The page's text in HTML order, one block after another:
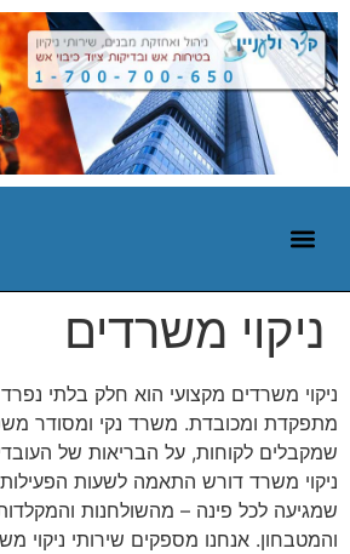
ניקוי משרדים
ניקוי משרדים מקצועי הוא חלק בלתי
מתפקדת ומכובדת. משרד נקי ומסודר
שמקבלים לקוחות, על הבריאות של
ניקוי משרד דורש התאמה לשעות הפעילות,
שמגיעה לכל פינה – מהשולחנות
והמטבחון. אנחנו מספקים שירותי ניקוי